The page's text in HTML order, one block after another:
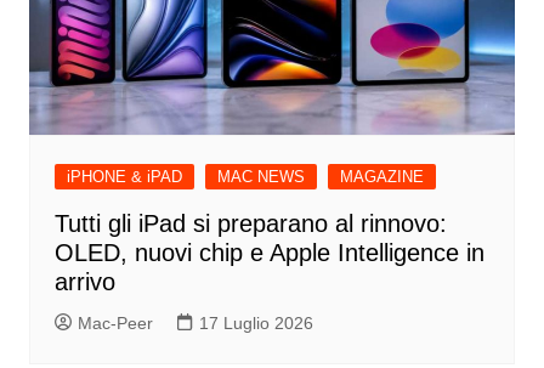
iPHONE & iPAD MAC NEWS MAGAZINE
Tutti gli iPad si preparano al rinnovo:
OLED, nuovi chip e Apple Intelligence in
arrivo
Mac-Peer 17 Luglio 2026